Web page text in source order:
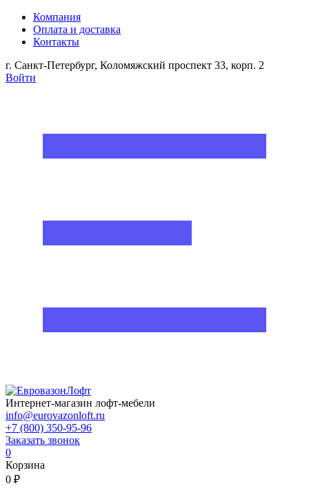
Компания
Оплата и доставка
Контакты
г. Санкт-Петербург, Коломяжский проспект 33, корп. 2
Войти
Интернет-магазин лофт-мебели
info@eurovazonloft.ru
+7 (800) 350-95-96
Заказать звонок
0
Корзина
0 ₽